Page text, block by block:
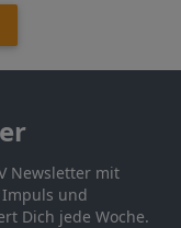
Newsletter mit
und
Dich jede Woche.